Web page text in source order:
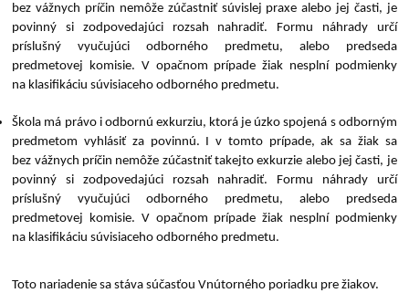
bez vážnych príčin nemôže zúčastniť súvislej praxe alebo jej časti, je
povinný si zodpovedajúci rozsah nahradiť. Formu náhrady určí
príslušný vyučujúci odborného predmetu, alebo predseda
predmetovej komisie. V opačnom prípade žiak nesplní podmienky
na klasifikáciu súvisiaceho odborného predmetu.
Škola má právo i odbornú exkurziu, ktorá je úzko spojená s odborným
predmetom vyhlásiť za povinnú. I v tomto prípade, ak sa žiak sa
bez vážnych príčin nemôže zúčastniť takejto exkurzie alebo jej časti, je
povinný si zodpovedajúci rozsah nahradiť. Formu náhrady určí
príslušný vyučujúci odborného predmetu, alebo predseda
predmetovej komisie. V opačnom prípade žiak nesplní podmienky
na klasifikáciu súvisiaceho odborného predmetu.
Toto nariadenie sa stáva súčasťou Vnútorného poriadku pre žiakov.